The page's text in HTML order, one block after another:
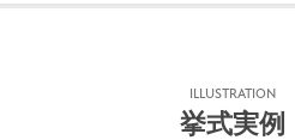
ILLUSTRATION
挙式実例